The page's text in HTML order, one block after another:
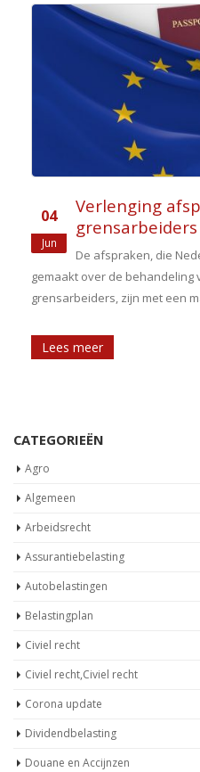
04
Jun
Verlenging
grensarbeiders
De afspraken, die
gemaakt over de behandeling
grensarbeiders, zijn met een
Lees meer
CATEGORIEËN
Agro
Algemeen
Arbeidsrecht
Assurantiebelasting
Autobelastingen
Belastingplan
Civiel recht
Civiel recht,Civiel recht
Corona update
Dividendbelasting
Douane en Accijnzen